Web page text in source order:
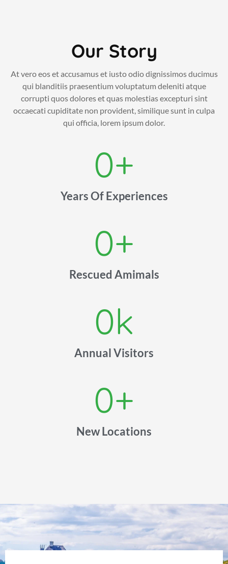
Our Story
At vero eos et accusamus et iusto odio dignissimos ducimus
qui blanditiis praesentium voluptatum deleniti atque
corrupti quos dolores et quas molestias excepturi sint
occaecati cupiditate non provident, similique sunt in culpa
qui officia, lorem ipsum dolor.
Years Of Experiences
0+
Rescued Amimals
0+
Annual Visitors
0k
New Locations
0+